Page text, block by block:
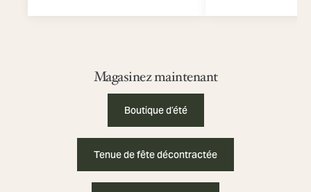
Magasinez maintenant
Boutique d’été
Tenue de fête décontractée